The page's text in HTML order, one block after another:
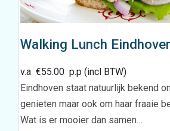
Walking Lunch
v.a€55.00 p.p (incl BTW)
Eindhoven staat natuurlijk bekend
genieten maar ook om haar fraaie
Wat is er mooier dan samen…